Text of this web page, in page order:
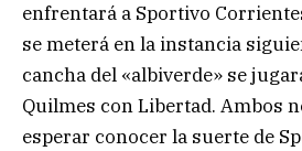
enfrentará a Sportivo
se meterá en la instancia
cancha del «albiverde» se
Quilmes con Libertad. Ambos
esperar conocer la suerte de